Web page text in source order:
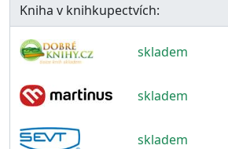
Kniha v knihkupectvích:
skladem
skladem
skladem